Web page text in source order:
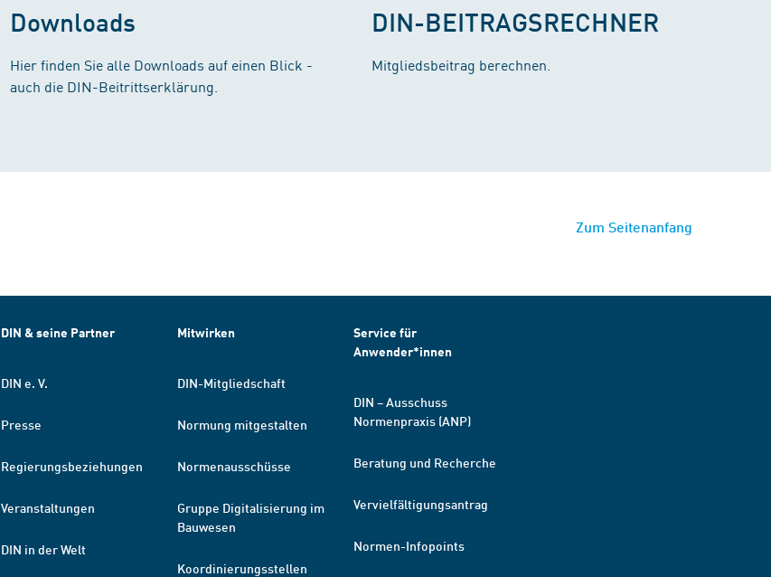
Downloads
Hier finden Sie alle Downloads auf einen Blick -
auch die DIN-Beitrittserklärung.
DIN-BEITRAGSRECHNER
Mitgliedsbeitrag berechnen.
Zum Seitenanfang
DIN & seine Partner
DIN e. V.
Presse
Regierungsbeziehungen
Veranstaltungen
DIN in der Welt
Mitwirken
DIN-Mitgliedschaft
Normung mitgestalten
Normenausschüsse
Gruppe Digitalisierung im
Bauwesen
Koordinierungsstellen
Service für
Anwender*innen
DIN – Ausschuss
Normenpraxis (ANP)
Beratung und Recherche
Vervielfältigungsantrag
Normen-Infopoints